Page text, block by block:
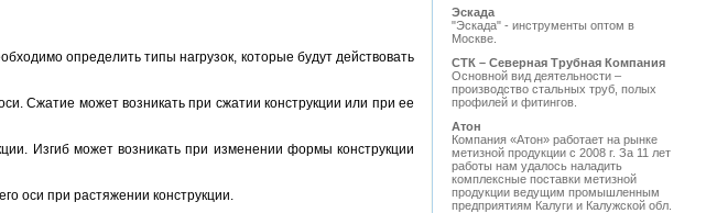
определить типы нагрузок, которые будут действовать
Сжатие может возникать при сжатии конструкции или при ее
Изгиб может возникать при изменении формы конструкции
оси при растяжении конструкции.
Эскада
"Эскада" - инструменты оптом в
Москве.
СТК – Северная Трубная Компания
Основной вид деятельности –
производство стальных труб, полых
профилей и фитингов.
Атон
Компания «Атон» работает на рынке
метизной продукции с 2008 г. За 11 лет
работы нам удалось наладить
комплексные поставки метизной
продукции ведущим промышленным
предприятиям Калуги и Калужской обл.